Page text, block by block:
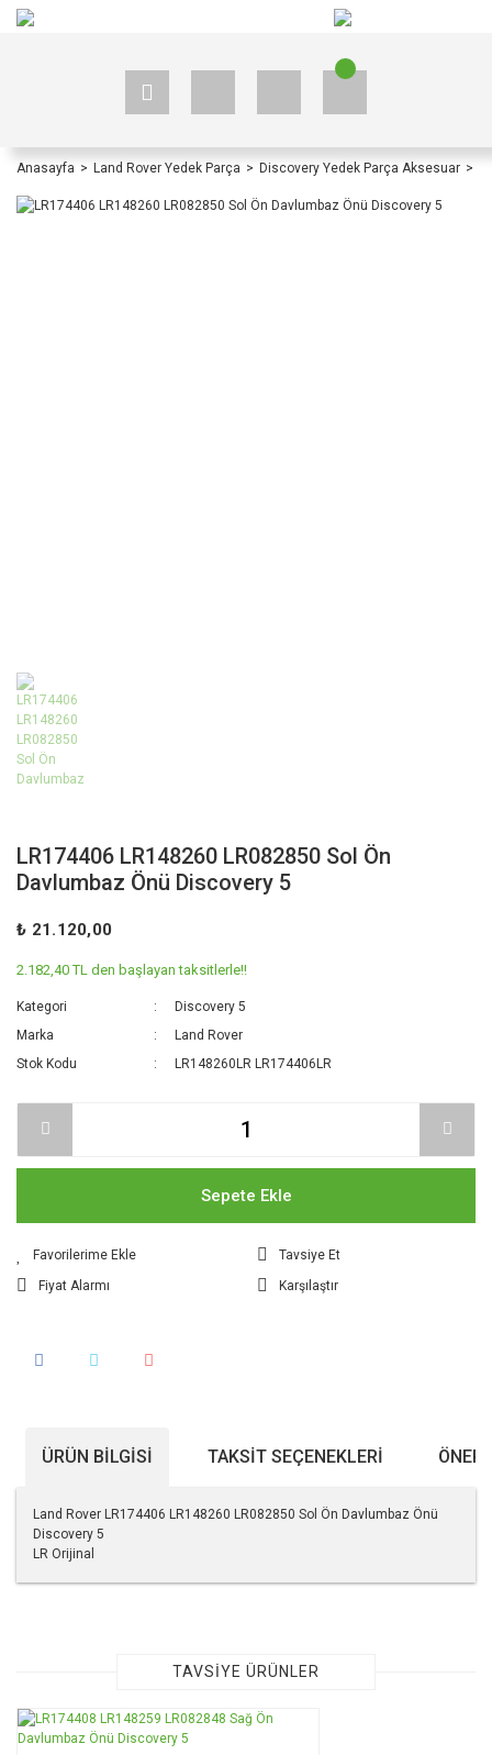
Anasayfa Land Rover Yedek Parça Discovery Yedek Parça Aksesuar
LR174406 LR148260 LR082850 Sol Ön
Davlumbaz Önü Discovery 5
₺ 21.120,00
2.182,40 TL den başlayan taksitlerle!!
Kategori
Discovery 5
Marka
Land Rover
Stok Kodu
LR148260LR LR174406LR
Sepete Ekle
Tavsiye Et
Fiyat Alarmı
Karşılaştır
ÜRÜN BILGISI TAKSIT SEÇENEKLERI
Land Rover LR174406 LR148260 LR082850 Sol Ön Davlumbaz Önü
Discovery 5
LR Orijinal
Görüş ve önerileriniz için teşekkür ederiz.
Ürün resmi kalitesiz, bozuk veya görüntülenemiyor.
TAVSİYE ÜRÜNLER